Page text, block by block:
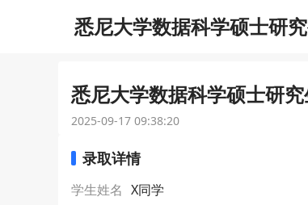
悉尼大学数据科学硕士研
悉尼大学数据科学硕士研
2025-09-17 09:38:20
录取详情
学生姓名 X同学